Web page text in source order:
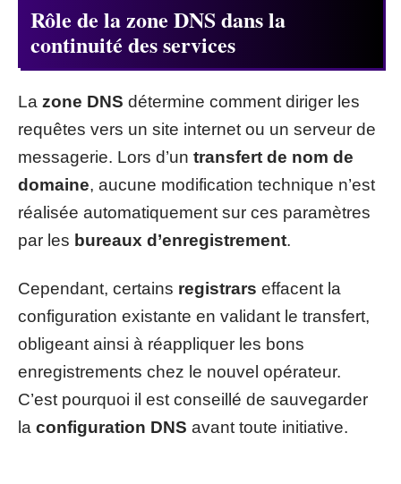
Rôle de la zone DNS dans la
continuité des services
La zone DNS détermine comment diriger les
requêtes vers un site internet ou un serveur de
messagerie. Lors d’un transfert de nom de
domaine, aucune modification technique n’est
réalisée automatiquement sur ces paramètres
par les bureaux d’enregistrement.
Cependant, certains registrars effacent la
configuration existante en validant le transfert,
obligeant ainsi à réappliquer les bons
enregistrements chez le nouvel opérateur.
C’est pourquoi il est conseillé de sauvegarder
la configuration DNS avant toute initiative.